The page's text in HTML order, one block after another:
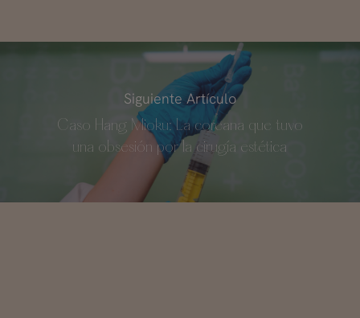
Siguiente Artículo
Caso Hang Mioku: La coreana que tuvo
una obsesión por la cirugía estética